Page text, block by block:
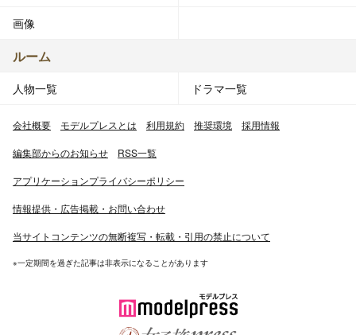
画像
ルーム
人物一覧 ドラマ一覧
会社概要 モデルプレスとは 利用規約 推奨環境 採用情報
編集部からのお知らせ RSS一覧
アプリケーションプライバシーポリシー
情報提供・広告掲載・お問い合わせ
当サイトコンテンツの無断複写・転載・引用の禁止について
※一定期間を過ぎた記事は非表示になることがあります